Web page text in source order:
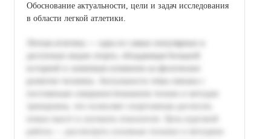
Обоснование актуальности, цели и задач исследования
в области легкой атлетики.